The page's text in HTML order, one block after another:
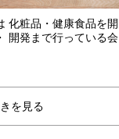
化粧品・健康食品を開
開発まで行っている会
を見る